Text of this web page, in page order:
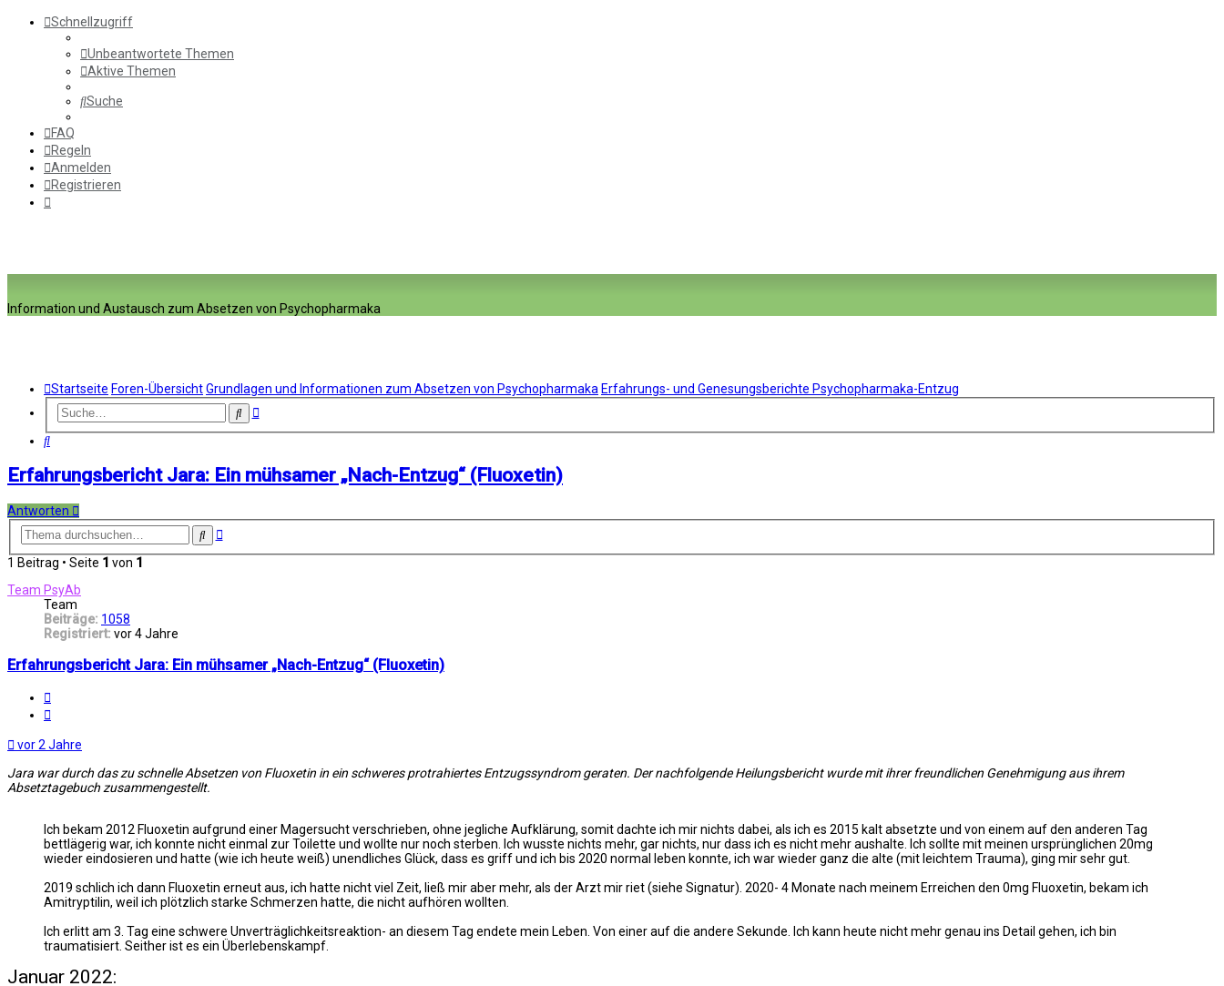
Schnellzugriff
Unbeantwortete Themen
Aktive Themen
Suche
FAQ
Regeln
Anmelden
Registrieren
Information und Austausch zum Absetzen von Psychopharmaka
Startseite Foren-ÜbersichtGrundlagen und Informationen zum Absetzen von Psychopharmaka Erfahrungs- und Genesungsberichte Psychopharmaka-Entzug
SucheErweiterte
Suche
Erfahrungsbericht Jara: Ein mühsamer „Nach-Entzug“ (Fluoxetin)
Antworten
SucheErweiterte
1 Beitrag • Seite 1 von 1
Team PsyAb
Team
Beiträge: 1058
Registriert: vor 4 Jahre
Erfahrungsbericht Jara: Ein mühsamer „Nach-Entzug“ (Fluoxetin)
vor 2 Jahre
Jara war durch das zu schnelle Absetzen von Fluoxetin in ein schweres protrahiertes Entzugssyndrom geraten. Der nachfolgende Heilungsbericht wurde mit ihrer freundlichen Genehmigung aus ihrem
Absetztagebuch zusammengestellt.
Ich bekam 2012 Fluoxetin aufgrund einer Magersucht verschrieben, ohne jegliche Aufklärung, somit dachte ich mir nichts dabei, als ich es 2015 kalt absetzte und von einem auf den anderen Tag
bettlägerig war, ich konnte nicht einmal zur Toilette und wollte nur noch sterben. Ich wusste nichts mehr, gar nichts, nur dass ich es nicht mehr aushalte. Ich sollte mit meinen ursprünglichen 20mg
wieder eindosieren und hatte (wie ich heute weiß) unendliches Glück, dass es griff und ich bis 2020 normal leben konnte, ich war wieder ganz die alte (mit leichtem Trauma), ging mir sehr gut.
2019 schlich ich dann Fluoxetin erneut aus, ich hatte nicht viel Zeit, ließ mir aber mehr, als der Arzt mir riet (siehe Signatur). 2020- 4 Monate nach meinem Erreichen den 0mg Fluoxetin, bekam ich
Amitryptilin, weil ich plötzlich starke Schmerzen hatte, die nicht aufhören wollten.
Ich erlitt am 3. Tag eine schwere Unverträglichkeitsreaktion- an diesem Tag endete mein Leben. Von einer auf die andere Sekunde. Ich kann heute nicht mehr genau ins Detail gehen, ich bin
traumatisiert. Seither ist es ein Überlebenskampf.
Januar 2022: